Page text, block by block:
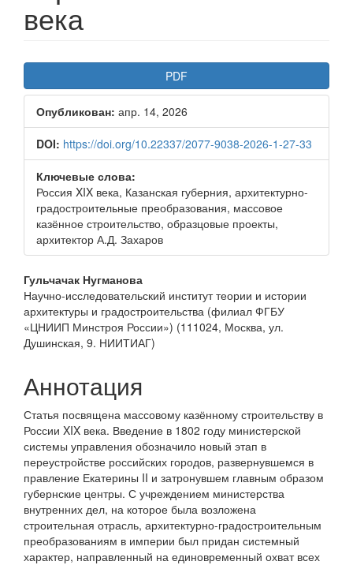
века
Боковая
панель
статьи
PDF
Опубликован: апр. 14, 2026
DOI: https://doi.org/10.22337/2077-9038-2026-1-27-33
Ключевые слова:
Россия XIX века, Казанская губерния, архитектурно-
градостроительные преобразования, массовое
казённое строительство, образцовые проекты,
архитектор А.Д. Захаров
Основное
содержимое
статьи
Гульчачак Нугманова
Научно-исследовательский институт теории и истории
архитектуры и градостроительства (филиал ФГБУ
«ЦНИИП Минстроя России») (111024, Москва, ул.
Душинская, 9. НИИТИАГ)
Аннотация
Статья посвящена массовому казённому строительству в
России XIX века. Введение в 1802 году министерской
системы управления обозначило новый этап в
переустройстве российских городов, развернувшемся в
правление Екатерины II и затронувшем главным образом
губернские центры. С учреждением министерства
внутренних дел, на которое была возложена
строительная отрасль, архитектурно-градостроительным
преобразованиям в империи был придан системный
характер, направленный на единовременный охват всех